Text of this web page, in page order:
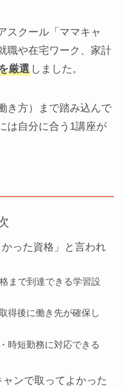
スクール「ママキャ
職や在宅ワーク、家計
厳選しました。
き方）まで踏み込んで
は自分に合う1講座が
った資格」と言われ
まで到達できる学習設
得後に働き先が確保し
時短勤務に対応できる
ャンで取ってよかった